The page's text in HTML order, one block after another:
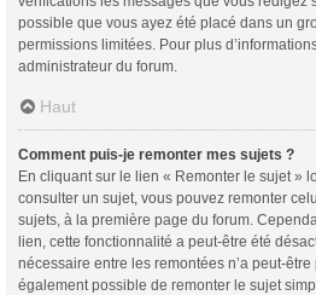
possible que vous ayez été placé dans un
permissions limitées. Pour plus
administrateur du forum.
Haut
Comment puis-je remonter mes sujets ?
En cliquant sur le lien « Remonter le sujet »
consulter un sujet, vous pouvez remonter
sujets, à la première page du forum.
lien, cette fonctionnalité a peut-être été
nécessaire entre les remontées n’a peut-
également possible de remonter le sujet